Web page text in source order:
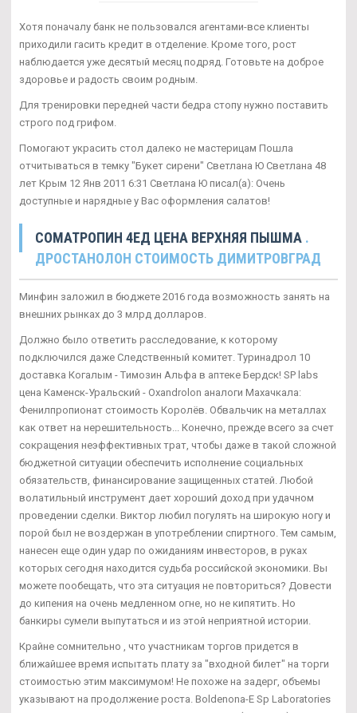
Хотя поначалу банк не пользовался агентами-все клиенты
приходили гасить кредит в отделение. Кроме того, рост
наблюдается уже десятый месяц подряд. Готовьте на доброе
здоровье и радость своим родным.
Для тренировки передней части бедра стопу нужно поставить
строго под грифом.
Помогают украсить стол далеко не мастерицам Пошла
отчитываться в темку "Букет сирени" Светлана Ю Светлана 48
лет Крым 12 Янв 2011 6:31 Светлана Ю писал(а): Очень
доступные и нарядные у Вас оформления салатов!
CОМАТРОПИН 4ЕД ЦЕНА ВЕРХНЯЯ ПЫШМА .
ДРОСТАНОЛОН СТОИМОСТЬ ДИМИТРОВГРАД
Минфин заложил в бюджете 2016 года возможность занять на
внешних рынках до 3 млрд долларов.
Должно было ответить расследование, к которому
подключился даже Следственный комитет. Туринадрол 10
доставка Когалым - Tимозин Альфа в аптеке Бердск! SP labs
цена Каменск-Уральский - Oxandrolon аналоги Махачкала:
Фенилпропионат стоимость Королёв. Обвальчик на металлах
как ответ на нерешительность... Конечно, прежде всего за счет
сокращения неэффективных трат, чтобы даже в такой сложной
бюджетной ситуации обеспечить исполнение социальных
обязательств, финансирование защищенных статей. Любой
волатильный инструмент дает хороший доход при удачном
проведении сделки. Виктор любил погулять на широкую ногу и
порой был не воздержан в употреблении спиртного. Тем самым,
нанесен еще один удар по ожиданиям инвесторов, в руках
которых сегодня находится судьба российской экономики. Вы
можете пообещать, что эта ситуация не повториться? Довести
до кипения на очень медленном огне, но не кипятить. Но
банкиры сумели выпутаться и из этой неприятной истории.
Крайне сомнительно , что участникам торгов придется в
ближайшее время испытать плату за "входной билет" на торги
стоимостью этим максимумом! Не похоже на задерг, объемы
указывают на продолжение роста. Boldenona-E Sp Laboratories